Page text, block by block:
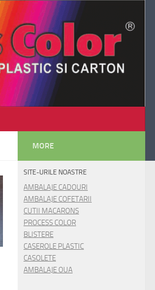
MORE
SITE-URILE NOASTRE
AMBALAJE CADOURI
AMBALAJE COFETARII
CUTII MACARONS
PROCESS COLOR
BLISTERE
CASEROLE PLASTIC
CASOLETE
AMBALAJE OUA